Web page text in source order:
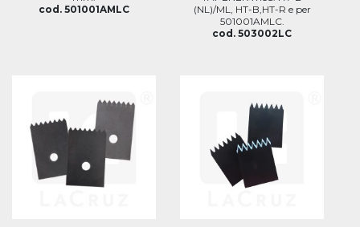
cod. 501001AMLC
(NL)/ML, HT-B,HT-R e per
501001AMLC.
cod. 503002LC